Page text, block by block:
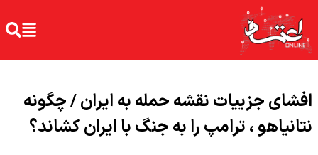
افشای جزییات نقشه حمله به ایران / چگونه
نتانیاهو ، ترامپ را به جنگ با ایران کشاند؟